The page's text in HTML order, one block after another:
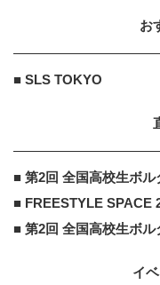
お
■ SLS TOKYO
■ 第2回 全国高校生ボ
■ FREESTYLE SPACE
■ 第2回 全国高校生ボ
イ